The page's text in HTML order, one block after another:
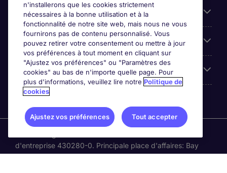
Espace Entreprises
Qui Sommes-Nous ?
Accreditations
d'entreprise 430280-0. Principale place d'affaires: Bay
Adelaide Centre, 333 Bay St, Suite 515, Toronto ON, M5H
n'installerons que les cookies strictement
nécessaires à la bonne utilisation et à la
fonctionnalité de notre site web, mais nous ne vous
fournirons pas de contenu personnalisé. Vous
pouvez retirer votre consentement ou mettre à jour
vos préférences à tout moment en cliquant sur
"Ajustez vos préférences" ou "Paramètres des
cookies" au bas de n'importe quelle page. Pour
plus d'informations, veuillez lire notre Politique de
cookies
Ajustez vos préférences Tout accepter